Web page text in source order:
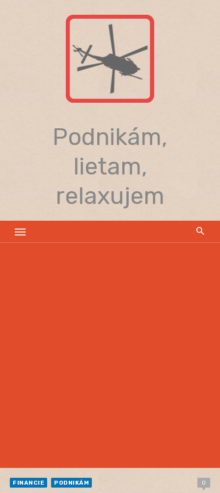
Podnikám,
lietam,
relaxujem
FINANCIE PODNIKÁM 0